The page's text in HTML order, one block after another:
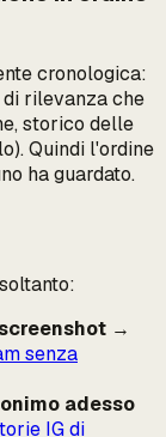
cronologica:
rilevanza che
storico delle
Quindi l'ordine
ha guardato.
→
senza
adesso
IG di